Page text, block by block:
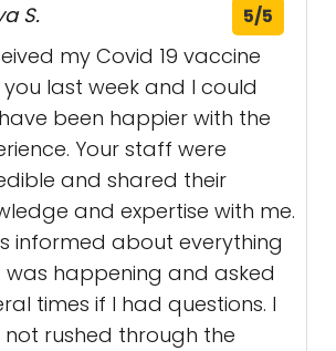
S. 5/5
my Covid 19 vaccine
last week and I could
been happier with the
Your staff were
and shared their
and expertise with me.
informed about everything
happening and asked
times if I had questions. I
not rushed through the